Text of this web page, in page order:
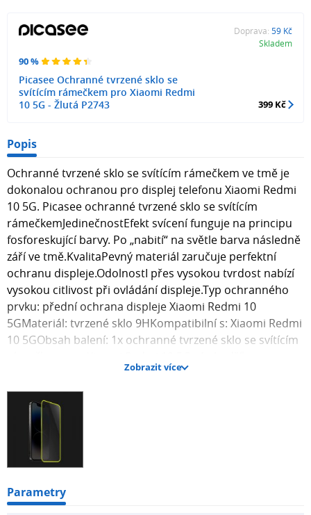
90 %
Picasee Ochranné tvrzené sklo se
svítícím rámečkem pro Xiaomi Redmi
10 5G - Žlutá P2743
Doprava: 59 Kč
Skladem
399 Kč
Popis
Ochranné tvrzené sklo se svítícím rámečkem ve tmě je
dokonalou ochranou pro displej telefonu Xiaomi Redmi
10 5G. Picasee ochranné tvrzené sklo se svítícím
rámečkemJedinečnostEfekt svícení funguje na principu
fosforeskující barvy. Po „nabití“ na světle barva následně
září ve tmě.KvalitaPevný materiál zaručuje perfektní
ochranu displeje.OdolnostI přes vysokou tvrdost nabízí
vysokou citlivost při ovládání displeje.Typ ochranného
prvku: přední ochrana displeje Xiaomi Redmi 10
5GMateriál: tvrzené sklo 9HKompatibilní s: Xiaomi Redmi
10 5GObsah balení: 1x ochranné tvrzené sklo se svítícím
aplikaci skla na displej telefonu. Fotografie skla mohou
být ilustrativní.
Zobrazit více
Parametry